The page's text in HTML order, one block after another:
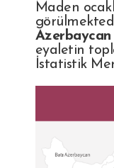
Maden
Azerbaycan
eyaletin
İstatistik